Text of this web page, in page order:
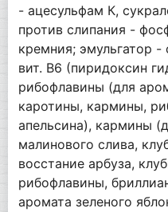
- ацесульфам К,
против слипания -
кремния; эмульгатор -
вит. B6 (пиридоксин
рибофлавины (для
каротины, кармины,
апельсина), кармины
малинового слива,
восстание арбуза,
рибофлавины,
аромата зеленого